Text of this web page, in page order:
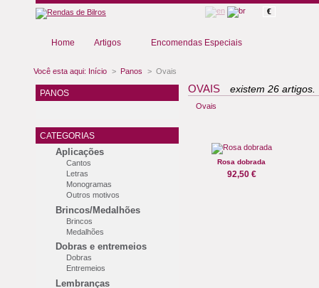
€
Home Artigos Encomendas Especiais
PANOS
CATEGORIAS
Aplicações
Cantos
Letras
Monogramas
Outros motivos
Brincos/Medalhões
Brincos
Medalhões
Dobras e entremeios
Dobras
Entremeios
Lembranças
Você esta aqui: Início > Panos > Ovais
OVAIS existem 26 artigos.
Ovais
Rosa dobrada
92,50 €